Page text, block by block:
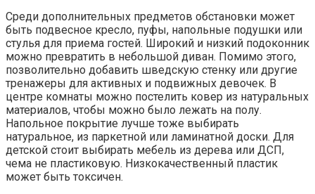
Среди дополнительных предметов обстановки может
быть подвесное кресло, пуфы, напольные подушки или
стулья для приема гостей. Широкий и низкий подоконник
можно превратить в небольшой диван. Помимо этого,
позволительно добавить шведскую стенку или другие
тренажеры для активных и подвижных девочек. В
центре комнаты можно постелить ковер из натуральных
материалов, чтобы можно было лежать на полу.
Напольное покрытие лучше тоже выбирать
натуральное, из паркетной или ламинатной доски. Для
детской стоит выбирать мебель из дерева или ДСП,
чема не пластиковую. Низкокачественный пластик
может быть токсичен.